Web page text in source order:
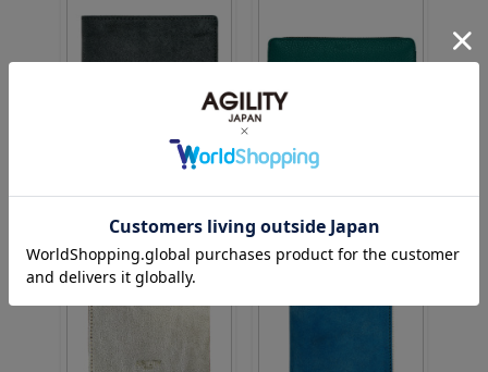
価格：19,800円(税込) 価格：15,400円(税込)